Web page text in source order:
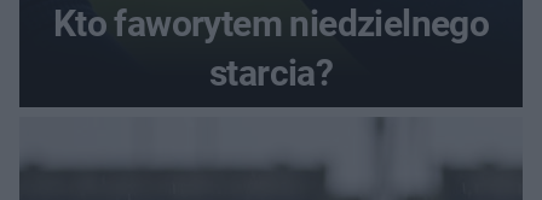
Kto faworytem niedzielnego
starcia?